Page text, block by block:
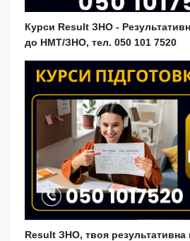
Курси Result ЗНО -
до НМТ/ЗНО, тел. 050 101 7520
Result ЗНО, твоя результативна